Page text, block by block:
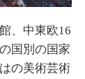
、中東欧16
国別の国家
の美術芸術